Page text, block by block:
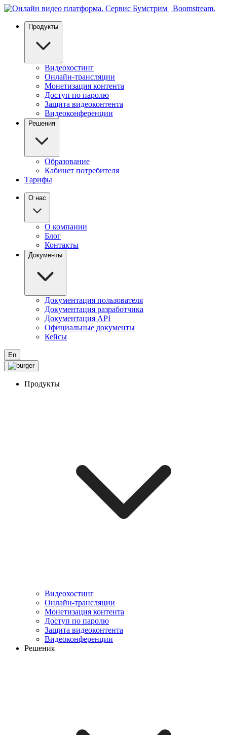
Продукты
Видеохостинг
Онлайн-трансляции
Монетизация контента
Доступ по паролю
Защита видеоконтента
Видеоконференции
Решения
Образование
Кабинет потребителя
Тарифы
О нас
О компании
Блог
Контакты
Документы
Документация пользователя
Документация разработчика
Документация API
Официальные документы
Кейсы
En
Продукты
Видеохостинг
Онлайн-трансляции
Монетизация контента
Доступ по паролю
Защита видеоконтента
Видеоконференции
Решения